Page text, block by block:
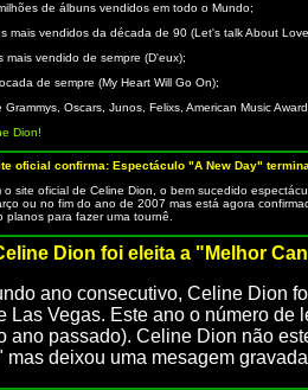
de álbuns vendidos em todo o Mundo;
mais vendidos da década de 90 (Let's talk About
mais vendido de sempre (D'eux);
de sempre (My Heart Will Go On);
Grammys, Oscars, Junos, Felixs, American Music
Dion!
oficial confirma: Espectáculo "A New Day"
o site oficial de Celine Dion, o bem sucedido
ou no fim do ano de 2007 mas está agora
planos para fazer uma tournê.
Dion foi eleita a "Melhor
ano consecutivo, Celine Dion
Las Vegas. Este ano o número de
ano passado). Celine Dion não
mas deixou uma mesagem